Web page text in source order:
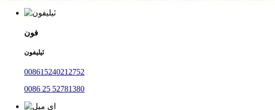
فون
ٽيليفون
008615240212752
0086 25 52781380